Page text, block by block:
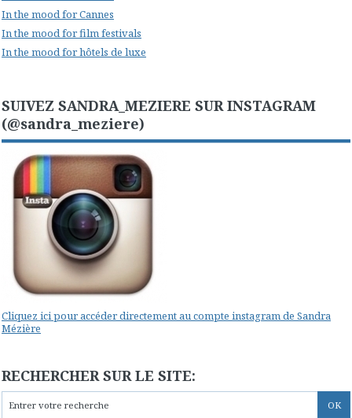
In the mood for Cannes
In the mood for film festivals
In the mood for hôtels de luxe
SUIVEZ SANDRA_MEZIERE SUR INSTAGRAM
(@sandra_meziere)
Cliquez ici pour accéder directement au compte instagram de Sandra
Mézière
RECHERCHER SUR LE SITE: